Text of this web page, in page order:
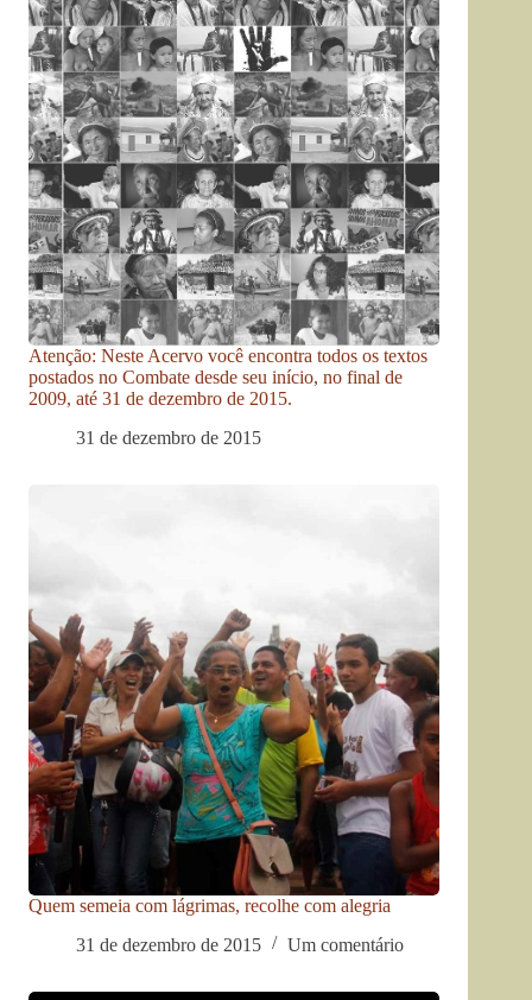
Atenção: Neste Acervo você encontra todos os textos
postados no Combate desde seu início, no final de
2009, até 31 de dezembro de 2015.
31 de dezembro de 2015
Quem semeia com lágrimas, recolhe com alegria
31 de dezembro de 2015
Um comentário